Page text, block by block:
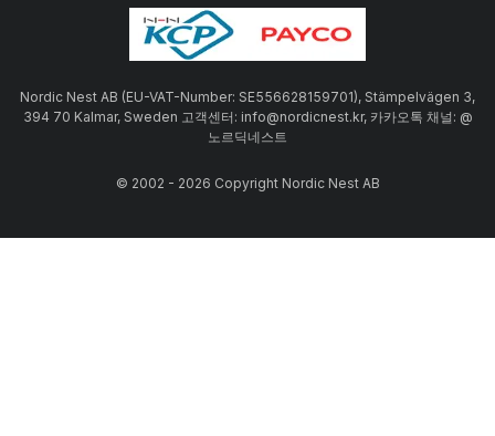
Nordic Nest AB (EU-VAT-Number: SE556628159701), Stämpelvägen 3,
394 70 Kalmar, Sweden 고객센터: info@nordicnest.kr, 카카오톡 채널: @
노르딕네스트
© 2002 - 2026 Copyright Nordic Nest AB